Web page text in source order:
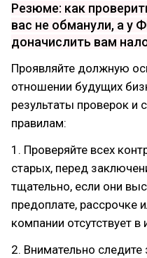
Резюме: как
вас не обманули, а у
доначислить вам
Проявляйте должную
отношении будущих
результаты проверок и
правилам:
1. Проверяйте всех
старых, перед
тщательно, если они
предоплате, рассрочке
компании отсутствует в
2. Внимательно